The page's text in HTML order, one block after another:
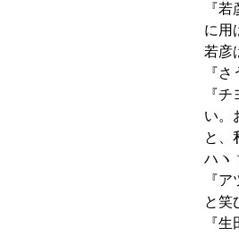
『
に用
若彦
『
『
い。
と、
ハヽ
『
と笑
『